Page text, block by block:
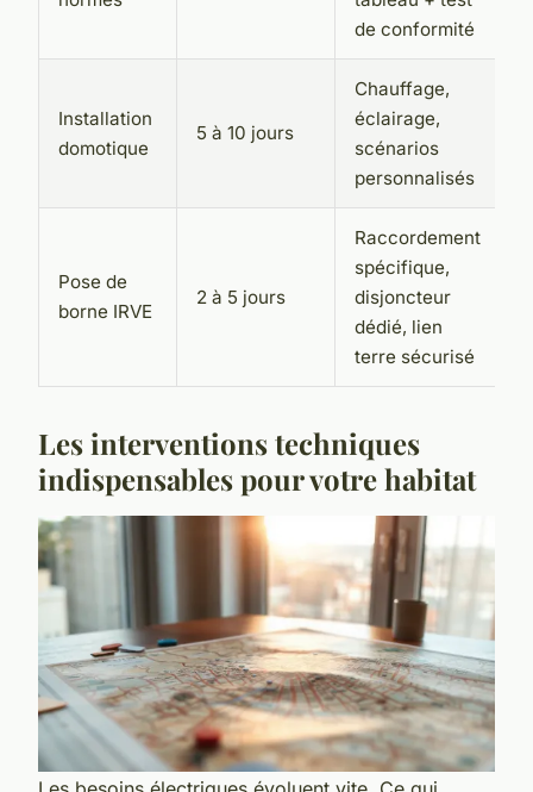
de conformité
Installation
domotique
5 à 10 jours
Chauffage,
éclairage,
scénarios
personnalisés
Pose de
borne IRVE
2 à 5 jours
Raccordement
spécifique,
disjoncteur
dédié, lien
terre sécurisé
Les interventions techniques
indispensables pour votre habitat